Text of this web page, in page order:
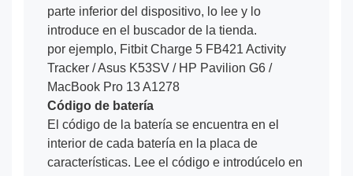
parte inferior del dispositivo, lo lee y lo
introduce en el buscador de la tienda.
por ejemplo, Fitbit Charge 5 FB421 Activity
Tracker / Asus K53SV / HP Pavilion G6 /
MacBook Pro 13 A1278
Código de batería
El código de la batería se encuentra en el
interior de cada batería en la placa de
características. Lee el código e introdúcelo en